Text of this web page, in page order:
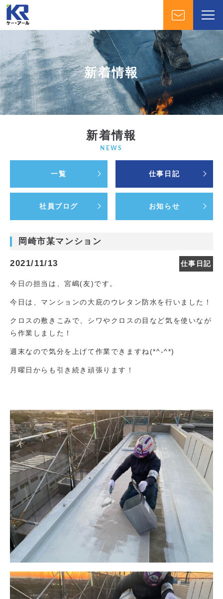
新着情報
新着情報
NEWS
一覧 仕事日記
社員ブログ お知らせ
岡崎市某マンション
2021/11/13 仕事日記
今日の担当は、宮嶋(友)です。
今日は、マンションの大庇のウレタン防水を行いました！
クロスの敷きこみで、シワやクロスの目など気を使いなが
ら作業しました！
週末なので気分を上げて作業できますね(*^-^*)
月曜日からも引き続き頑張ります！